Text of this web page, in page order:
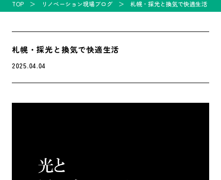
TOP リノベーション現場ブログ 札幌・採光と換気で快適生活
札幌・採光と換気で快適生活
2025.04.04